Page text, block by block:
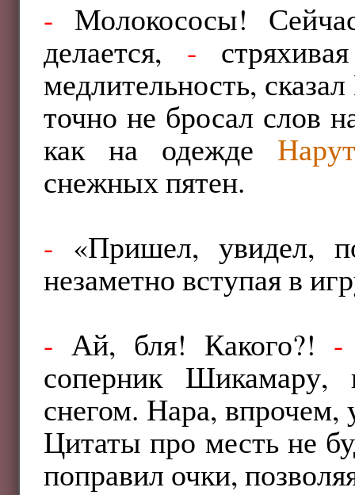
- Молокососы!
делается, -
медлительность,
точно не бросал слов
как на одежде
снежных пятен.
- «Пришел, увидел,
незаметно вступая в
- Ай, бля! Какого?! -
соперник Шикамару,
снегом. Нара, впрочем,
Цитаты про месть не
поправил очки,